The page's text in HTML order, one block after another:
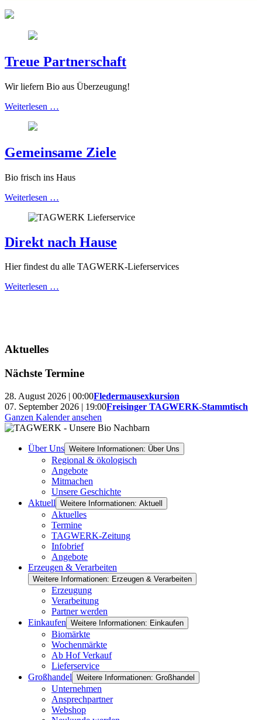
Treue Partnerschaft
Wir liefern Bio aus Überzeugung!
Weiterlesen …
Gemeinsame Ziele
Bio frisch ins Haus
Weiterlesen …
Direkt nach Hause
Hier findest du alle TAGWERK-Lieferservices
Weiterlesen …
Aktuelles
Nächste Termine
28. August 2026 | 00:00Fledermausexkursion
07. September 2026 | 19:00Freisinger TAGWERK-Stammtisch
Ganzen Kalender ansehen
Über Uns Weitere Informationen: Über Uns
Regional & ökologisch
Angebote
Mitmachen
Unsere Geschichte
Aktuell Weitere Informationen: Aktuell
Aktuelles
Termine
TAGWERK-Zeitung
Infobrief
Angebote
Erzeugen & Verarbeiten
Weitere Informationen: Erzeugen & Verarbeiten
Erzeugung
Verarbeitung
Partner werden
Einkaufen Weitere Informationen: Einkaufen
Biomärkte
Wochenmärkte
Ab Hof Verkauf
Lieferservice
Großhandel Weitere Informationen: Großhandel
Unternehmen
Ansprechpartner
Webshop